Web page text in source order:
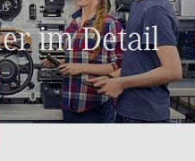
im Detail